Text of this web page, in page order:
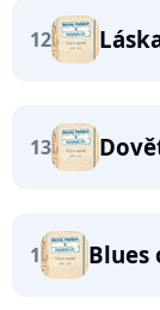
12
13
1 Blues